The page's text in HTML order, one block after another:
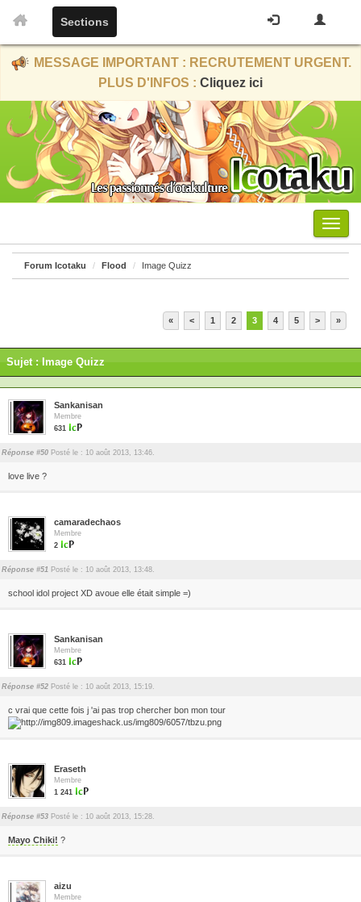
Sections
MESSAGE IMPORTANT : RECRUTEMENT URGENT.
PLUS D'INFOS : Cliquez ici
Menu
Forum Icotaku Flood Image Quizz
« < 1 2 3 4 5 > »
Sujet : Image Quizz
Sankanisan
Membre
631
Réponse #50 Posté le : 10 août 2013, 13:46.
love live ?
camaradechaos
Membre
2
Réponse #51 Posté le : 10 août 2013, 13:48.
school idol project XD avoue elle était simple =)
Sankanisan
Membre
631
Réponse #52 Posté le : 10 août 2013, 15:19.
c vrai que cette fois j 'ai pas trop chercher bon mon tour
Eraseth
Membre
1 241
Réponse #53 Posté le : 10 août 2013, 15:28.
Mayo Chiki! ?
aizu
Membre